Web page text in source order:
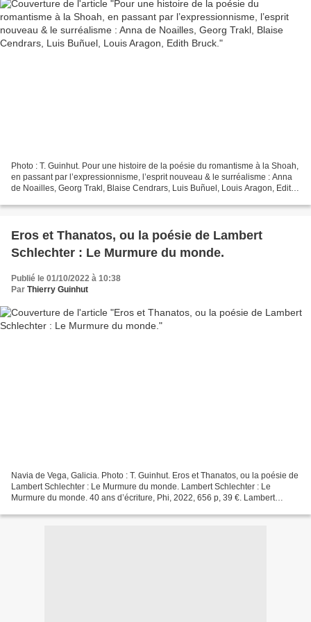
Photo : T. Guinhut. Pour une histoire de la poésie du romantisme à la Shoah,
en passant par l’expressionnisme, l’esprit nouveau & le surréalisme : Anna
de Noailles, Georg Trakl, Blaise Cendrars, Luis Buñuel, Louis Aragon, Edith
Eros et Thanatos, ou la poésie de Lambert
Schlechter : Le Murmure du monde.
Publié le 01/10/2022 à 10:38
Par Thierry Guinhut
Navia de Vega, Galicia. Photo : T. Guinhut. Eros et Thanatos, ou la poésie de
Lambert Schlechter : Le Murmure du monde. Lambert Schlechter : Le
Murmure du monde. 40 ans d’écriture, Phi, 2022, 656 p, 39 €. Lambert